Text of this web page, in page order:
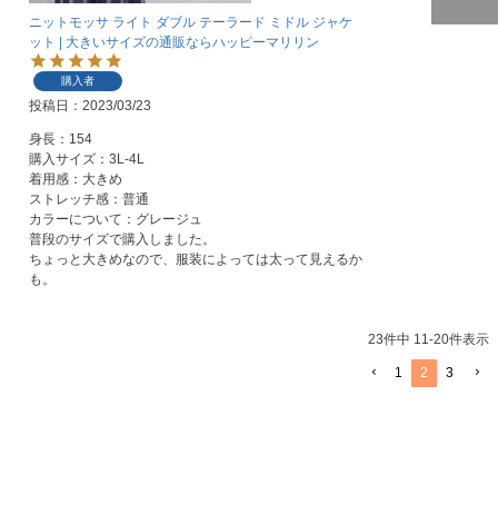
ニットモッサ ライト ダブル テーラード ミドル ジャケ
ット | 大きいサイズの通販ならハッピーマリリン
購入者
投稿日 2023/03/23
身長：154
購入サイズ：3L-4L
着用感：大きめ
ストレッチ感：普通
カラーについて：グレージュ
普段のサイズで購入しました。
ちょっと大きめなので、服装によっては太って見えるか
23件中 11-20件表示
1 2 3
ページトッ